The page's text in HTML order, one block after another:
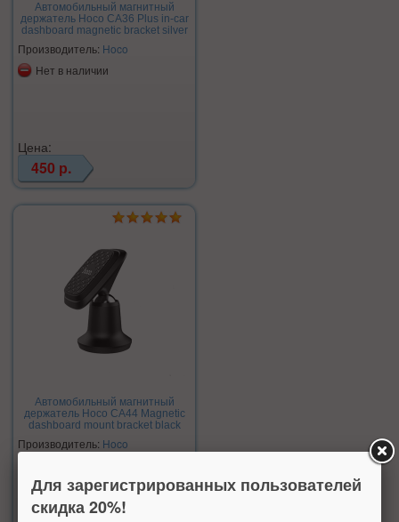
Автомобильный магнитный
держатель Hoco CA36 Plus in-car
dashboard magnetic bracket silver
Производитель: Hoco
Нет в наличии
Цена:
450 р.
Автомобильный магнитный
держатель Hoco CA44 Magnetic
dashboard mount bracket black
Производитель: Hoco
Для зарегистрированных пользователей
скидка 20%!